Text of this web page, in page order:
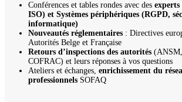
Conférences et tables rondes avec des
ISO) et Systèmes périphériques (RGPD,
informatique)
Nouveautés réglementaires : Directives
Autorités Belge et Française
Retours d’inspections des autorités
COFRAC) et leurs réponses à vos questions
Ateliers et échanges, enrichissement du
professionnels SOFAQ